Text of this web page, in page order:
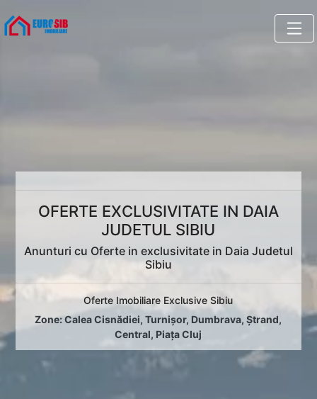
OFERTE EXCLUSIVITATE IN DAIA
JUDETUL SIBIU
Anunturi cu Oferte in exclusivitate in Daia Judetul
Sibiu
Oferte Imobiliare Exclusive Sibiu
Zone:Calea Cisnădiei,Turnișor, Dumbrava,Ștrand,
Central, Piața Cluj